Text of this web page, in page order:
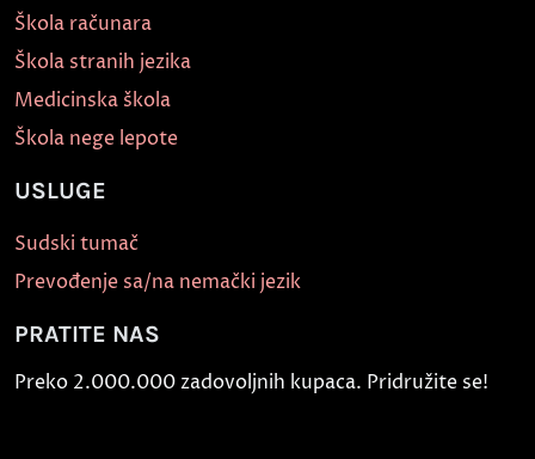
Škola računara
Škola stranih jezika
Medicinska škola
Škola nege lepote
USLUGE
Sudski tumač
Prevođenje sa/na nemački jezik
PRATITE NAS
Preko 2.000.000 zadovoljnih kupaca. Pridružite se!